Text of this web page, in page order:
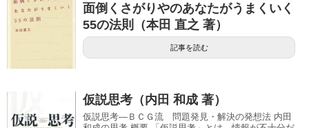
面倒くさがりやのあなたがうまくいく
55の法則（本田 直之 著）
記事を読む
仮説思考（内田 和成 著）
仮説思考―ＢＣＧ流 問題発見・解決の発想法 内田